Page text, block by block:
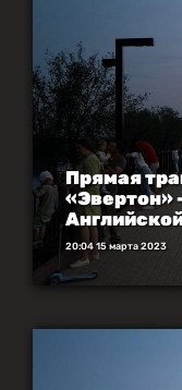
Прямая
«Эвертон»
20:04 15 марта 2023